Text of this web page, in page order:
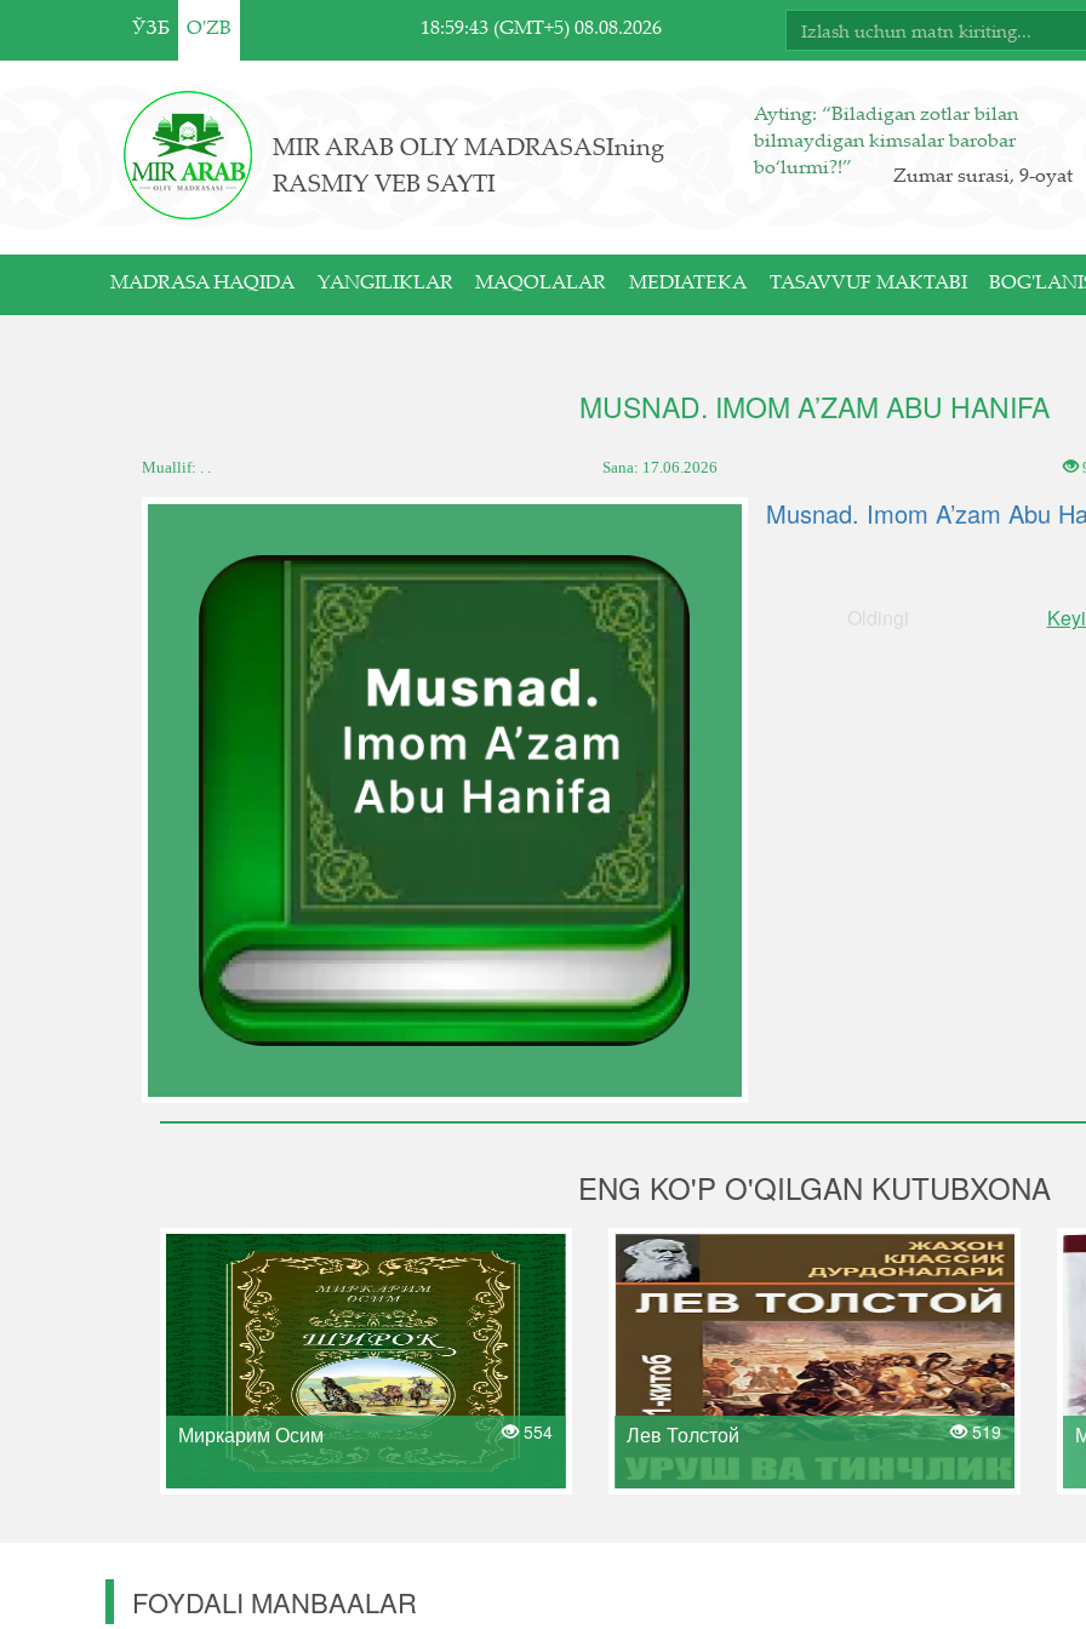
ЎЗБ O'ZB 18:59:43 (GMT+5) 08.08.2026
MIR ARAB OLIY MADRASASIning
RASMIY VEB SAYTI
Ayting: “Biladigan zotlar bilan
bilmaydigan kimsalar barobar
bo‘lurmi?!”
Zumar surasi, 9-oyat
MADRASA HAQIDA YANGILIKLAR MAQOLALAR MEDIATEKA TASAVVUF MAKTABI
MUSNAD. IMOM A’ZAM ABU HANIFA
Muallif: . . Sana: 17.06.2026
Musnad. Imom A’zam Abu
Oldingi
ENG KO'P O'QILGAN KUTUBXONA
Миркарим Осим 554 Лев Толстой 519
FOYDALI MANBAALAR